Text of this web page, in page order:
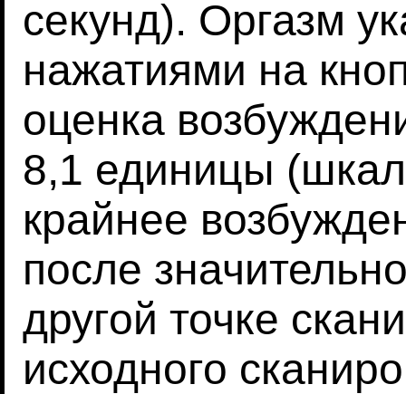
секунд). Оргазм
нажатиями на
оценка
8,1 единицы
крайнее
после
другой точке
исходного